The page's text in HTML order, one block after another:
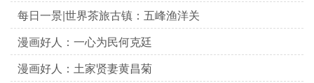
每日一景|世界茶旅古镇：五峰渔洋关
漫画好人：一心为民何克廷
漫画好人：土家贤妻黄昌菊